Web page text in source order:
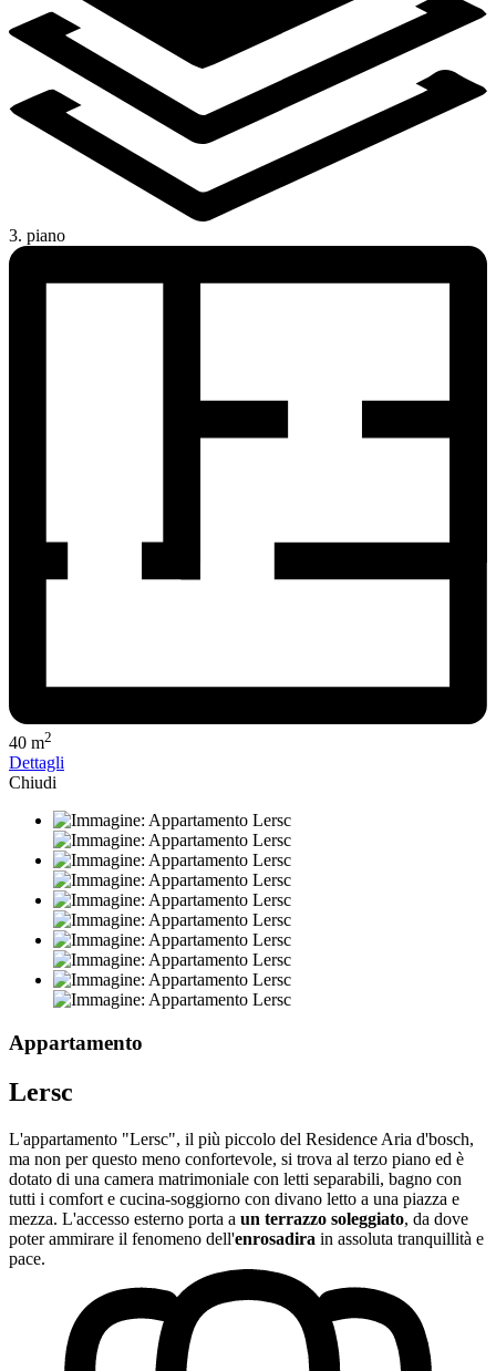
3. piano
40 m2
Dettagli
Chiudi
Appartamento
Lersc
L'appartamento "Lersc", il più piccolo del Residence Aria d'bosch,
ma non per questo meno confortevole, si trova al terzo piano ed è
dotato di una camera matrimoniale con letti separabili, bagno con
tutti i comfort e cucina-soggiorno con divano letto a una piazza e
mezza. L'accesso esterno porta a un terrazzo soleggiato, da dove
poter ammirare il fenomeno dell'enrosadira in assoluta tranquillità e
pace.